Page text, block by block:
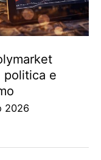
politica e
2026